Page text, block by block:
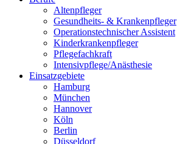
Altenpfleger
Gesundheits- & Krankenpfleger
Operationstechnischer Assistent
Kinderkrankenpfleger
Pflegefachkraft
Intensivpflege/Anästhesie
Einsatzgebiete
Hamburg
München
Hannover
Köln
Berlin
Düsseldorf